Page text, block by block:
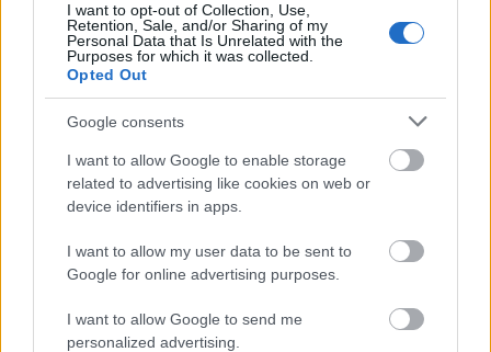
I want to opt-out of Collection, Use,
Retention, Sale, and/or Sharing of my
Personal Data that Is Unrelated with the
Purposes for which it was collected.
Opted Out
Google consents
I want to allow Google to enable storage
related to advertising like cookies on web or
device identifiers in apps.
I want to allow my user data to be sent to
Google for online advertising purposes.
I want to allow Google to send me
personalized advertising.
ΑΣΕΠ: Εξ αποστάσεως η πιο Εύκολη
Πιστοποίηση Υπολογιστών σε 2
μέρες
Μάθε πρώτος όλες τις σημαντικές
ειδήσεις.
Βάλε το proson.gr στα αποτελέσματα